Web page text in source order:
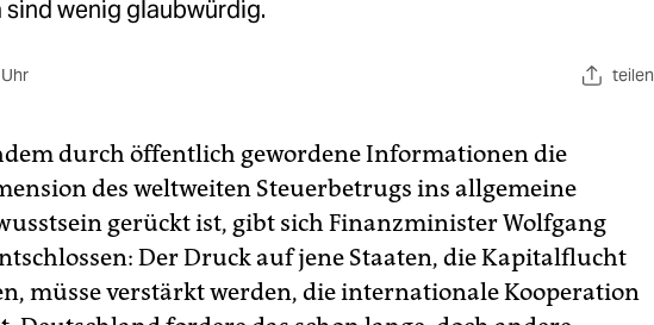
sind wenig glaubwürdig.
teilen
durch öffentlich gewordene Informationen die
des weltweiten Steuerbetrugs ins allgemeine
gerückt ist, gibt sich Finanzminister Wolfgang
Der Druck auf jene Staaten, die Kapitalflucht
müsse verstärkt werden, die internationale Kooperation